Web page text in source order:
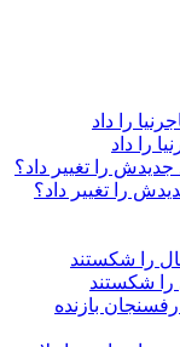
را داد
را تغییر داد؟
را شکستند